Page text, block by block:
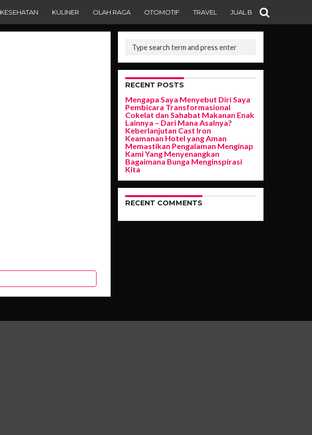
KESEHATAN KULINER OLAH RAGA OTOMOTIF TRAVEL JUAL BELI
RECENT POSTS
Mengapa Saya Menyebut Diri Saya
Pembicara Transformasional
Cokelat dan Sahabat Makanan Enak
Lainnya – Dari Mana Asalnya?
Keberlanjutan Cast Iron
Keamanan Hotel yang Aman
Memastikan Pengalaman Menginap
Kami Yang Menyenangkan
Bagaimana Bunga Menginspirasi
Kita
RECENT COMMENTS